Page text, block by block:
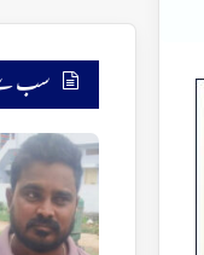
سب